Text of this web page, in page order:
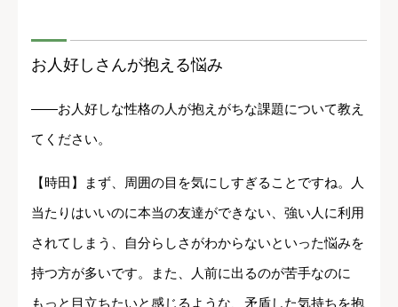
お人好しさんが抱える悩み
――お人好しな性格の人が抱えがちな課題について教え
てください。
【時田】まず、周囲の目を気にしすぎることですね。人
当たりはいいのに本当の友達ができない、強い人に利用
されてしまう、自分らしさがわからないといった悩みを
持つ方が多いです。また、人前に出るのが苦手なのに
もっと目立ちたいと感じるような、矛盾した気持ちを抱